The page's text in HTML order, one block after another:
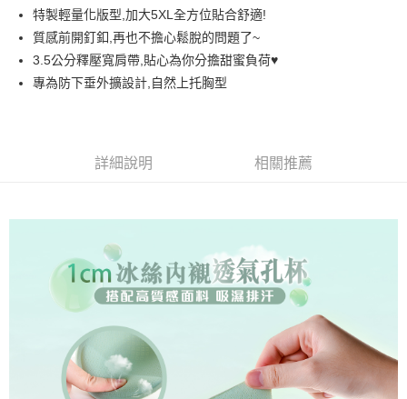
悠遊付
AFTEE先享後付
相關說明
２．便利：只要手機號碼，簡訊認證，即可結帳。
結帳頁面，進行簡訊認證並確認金額後，即可完成結帳。
２．訂單成立數日內，您將收到繳費通知簡訊。
３．收到繳費通知簡訊後14天內，點擊此簡訊中的連結，可透過四大超商／
ATM／網路銀行／等多元方式進行付款，方視為交易完成。
※ 請注意：結帳手續完成當下不需立刻繳費，但若您需要取消訂單，請聯絡
購買商品的店家。未經商家同意取消之訂單仍視為有效，需透過AFTEE先享
後付繳納相關費用。
※ 交易是否成功請以「AFTEE先享後付 」之結帳頁面顯示為準，若有關於
是否繳費成功／繳費後需取消欲退款等相關疑問，請聯繫「AFTEE先享後付
客戶支援中心」https://netprotections.freshdesk.com/support/home
每筆NT$60，滿NT$699(含以上)免運費
每筆NT$60，滿NT$699(含以上)免運費
付款後7-11取貨
每筆NT$60，滿NT$699(含以上)免運費
特製輕量化版型,加大5XL全方位貼合舒適!
質感前開釘釦,再也不擔心鬆脫的問題了~
3.5公分釋壓寬肩帶,貼心為你分擔甜蜜負荷♥️
專為防下垂外擴設計,自然上托胸型
詳細說明 相關推薦